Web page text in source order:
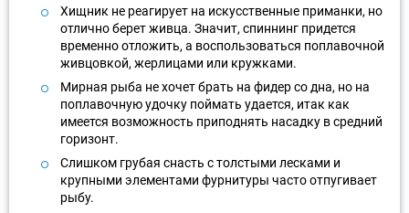
Хищник не реагирует на искусственные приманки, но
отлично берет живца. Значит, спиннинг придется
временно отложить, а воспользоваться поплавочной
живцовкой, жерлицами или кружками.
Мирная рыба не хочет брать на фидер со дна, но на
поплавочную удочку поймать удается, итак как
имеется возможность приподнять насадку в средний
горизонт.
Слишком грубая снасть с толстыми лесками и
крупными элементами фурнитуры часто отпугивает
рыбу.